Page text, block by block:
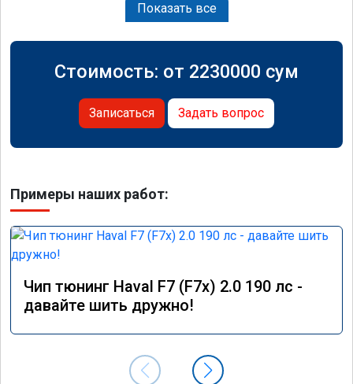
Показать все
Стоимость: от 2230000 сум
Записаться Задать вопрос
Примеры наших работ:
Чип тюнинг Haval F7 (F7x) 2.0 190 лс -
давайте шить дружно!